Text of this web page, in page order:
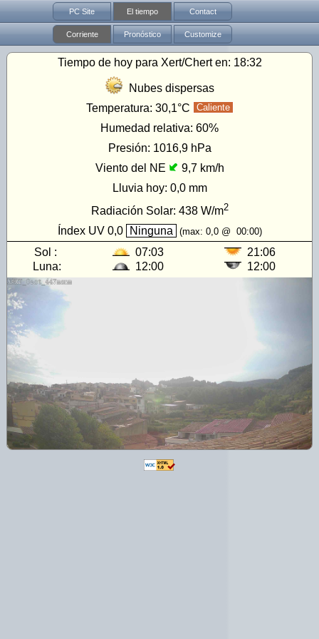
PC Site El tiempo Contact
Corriente Pronóstico Customize
Tiempo de hoy para Xert/Chert en: 18:32
Nubes dispersas
Temperatura: 30,1°C Caliente
Humedad relativa: 60%
Presión: 1016,9 hPa
Viento del NE
9,7 km/h
Lluvia hoy: 0,0 mm
Radiación Solar: 438W/m2
Índex UV 0,0 Ninguna (max: 0,0@ 00:00)
Sol : 07:03
21:06
Luna:
12:00 12:00